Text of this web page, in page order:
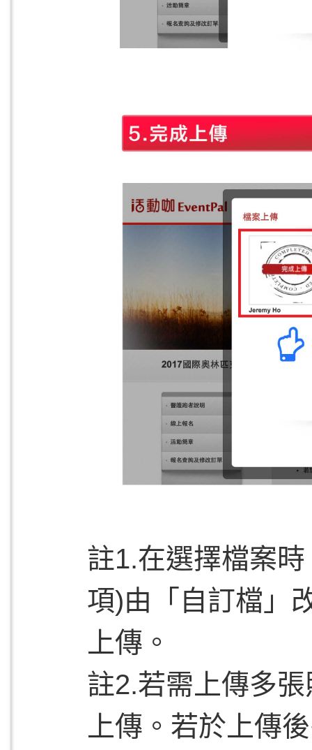
註1.在選擇檔案
項)由「自訂檔」
上傳。
註2.若需上傳多
上傳。若於上傳